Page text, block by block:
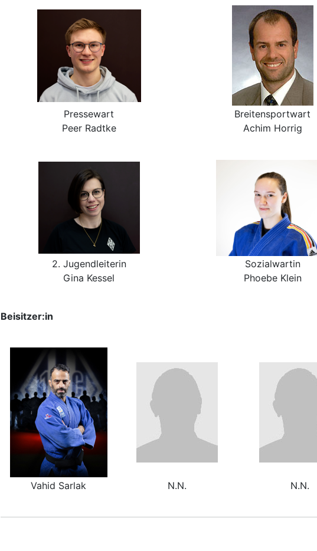
Pressewart
Peer Radtke
Breitensportwart
Achim Horrig
2. Jugendleiterin
Gina Kessel
Sozialwartin
Phoebe Klein
Beisitzer:in
Vahid Sarlak N.N. N.N.